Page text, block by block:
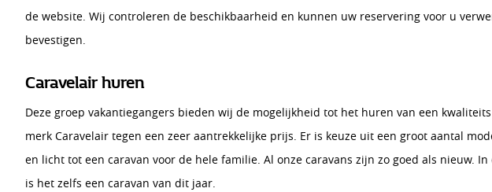
de website. Wij controleren de beschikbaarheid en kunnen uw reservering voor u
bevestigen.
Caravelair huren
Deze groep vakantiegangers bieden wij de mogelijkheid tot het huren van een
merk Caravelair tegen een zeer aantrekkelijke prijs. Er is keuze uit een groot aantal
en licht tot een caravan voor de hele familie. Al onze caravans zijn zo goed als nieuw. In
is het zelfs een caravan van dit jaar.